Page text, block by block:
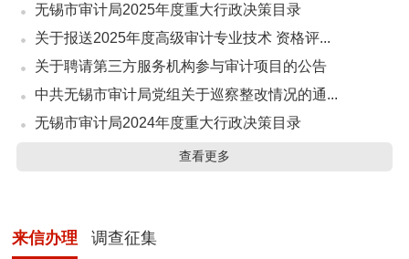
无锡市审计局2025年度重大行政决策目录
关于报送2025年度高级审计专业技术 资格评...
关于聘请第三方服务机构参与审计项目的公告
中共无锡市审计局党组关于巡察整改情况的通...
无锡市审计局2024年度重大行政决策目录
查看更多
来信办理 调查征集